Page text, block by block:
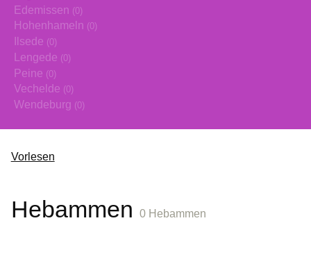
Edemissen (0)
Hohenhameln (0)
Ilsede (0)
Lengede (0)
Peine (0)
Vechelde (0)
Wendeburg (0)
Vorlesen
Hebammen 0 Hebammen